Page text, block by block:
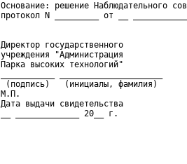
Основание: решение Наблюдательного
Директор государственного
учреждения "Администрация
Парка высоких технологий"
(подпись)   (инициалы, фамилия)
М.П.
Дата выдачи свидетельства
__ _____________ 20__ г.